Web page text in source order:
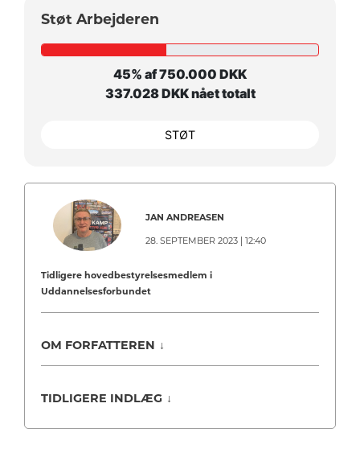
Støt Arbejderen
45% af 750.000 DKK
337.028 DKK nået totalt
STØT
JAN ANDREASEN
28. SEPTEMBER 2023 | 12:40
Tidligere hovedbestyrelsesmedlem i
Uddannelsesforbundet
OM FORFATTEREN ↓
TIDLIGERE INDLÆG ↓